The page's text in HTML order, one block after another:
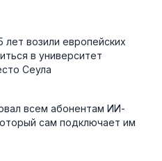
лет возили европейских
в университет
Сеула
всем абонентам ИИ-
сам подключает им